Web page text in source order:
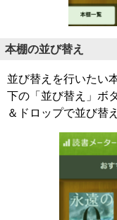
本棚の並び替え
並び替えを行いたい
下の「並び替え」ボ
＆ドロップで並び替